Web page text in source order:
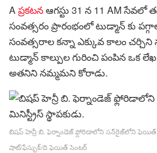
Aప్రకటనఆగస్టు 31 న 11 AM
సంవత్సరం ప్రారంభంలో టుడ్మాన్ కు
సంవత్సరాల కన్నా ఎక్కువ కాలం
టుడ్మాన్ కాల్పుల గురించి పంపిన ఒక
అతనిని నమ్మమని కోరాడు.
బిషప్ హెన్రీ బి. ఫెర్నాండెజ్ ఫ్లోరిడాలోని సన్‌రైజ్‌లోని ఫెయిత్
షాట్/ఫేస్బుక్/ది ఫెయిత్ సెంటర్